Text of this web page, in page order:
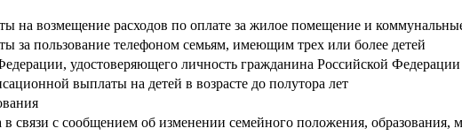
на возмещение расходов по оплате за жилое помещение и
за пользование телефоном семьям, имеющим трех или более детей
удостоверяющего личность гражданина Российской
выплаты на детей в возрасте до полутора лет
связи с сообщением об изменении семейного положения, образования,